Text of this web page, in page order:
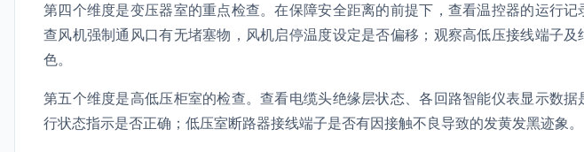
第四个维度是变压器室的重点检查。在保障安全距离的前提下，查看温控器的运行
查风机强制通风口有无堵塞物，风机启停温度设定是否偏移；观察高低压接线端子
色。
第五个维度是高低压柜室的检查。查看电缆头绝缘层状态、各回路智能仪表显示数
行状态指示是否正确；低压室断路器接线端子是否有因接触不良导致的发黄发黑迹象。